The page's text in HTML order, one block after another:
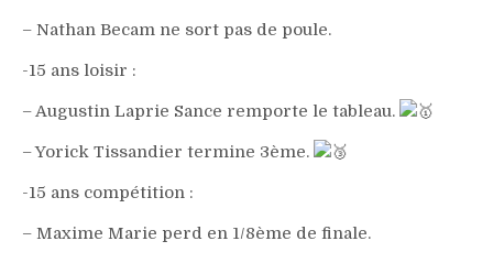
– Nathan Becam ne sort pas de poule.
-15 ans loisir :
– Augustin Laprie Sance remporte le tableau.
– Yorick Tissandier termine 3ème.
-15 ans compétition :
– Maxime Marie perd en 1/8ème de finale.